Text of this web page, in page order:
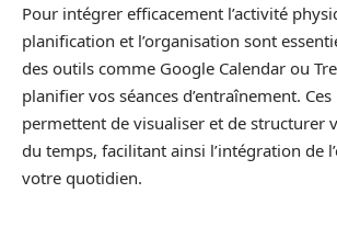
Pour intégrer efficacement l’activité
planification et l’organisation sont
des outils comme Google Calendar ou
planifier vos séances d’entraînement.
permettent de visualiser et de structurer
du temps, facilitant ainsi l’intégration de
votre quotidien.